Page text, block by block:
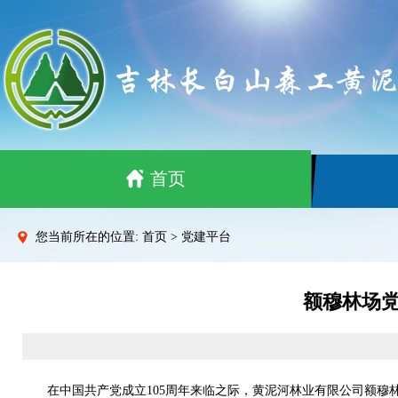
首页
您当前所在的位置: 首页 > 党建平台
额穆林场
在中国共产党成立105周年来临之际，黄泥河林业有限公司额穆